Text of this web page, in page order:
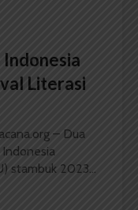
Indonesia
Literasi
– Dua
stambuk 2023...